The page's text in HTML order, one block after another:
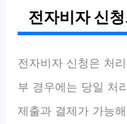
전자비자 신
전자비자 신청은 처
부 경우에는 당일 처
제출과 결제가 가능